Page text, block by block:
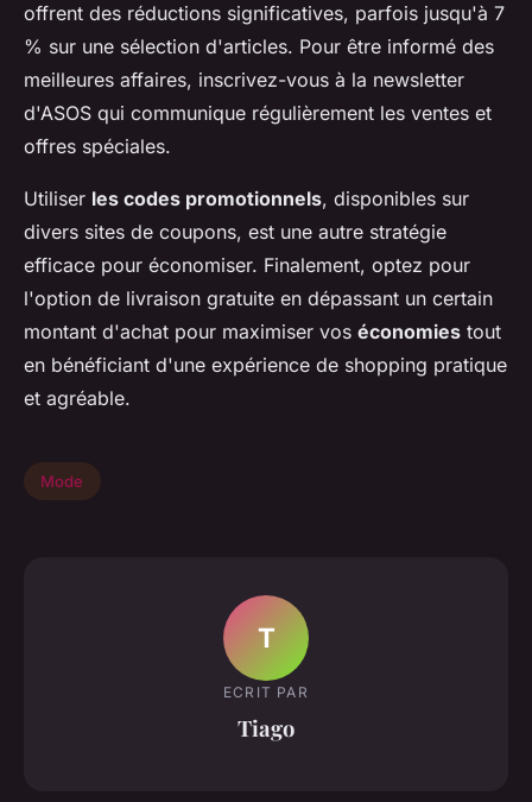
offrent des réductions significatives, parfois jusqu'à 7
% sur une sélection d'articles. Pour être informé des
meilleures affaires, inscrivez-vous à la newsletter
d'ASOS qui communique régulièrement les ventes et
offres spéciales.
Utiliser les codes promotionnels, disponibles sur
divers sites de coupons, est une autre stratégie
efficace pour économiser. Finalement, optez pour
l'option de livraison gratuite en dépassant un certain
montant d'achat pour maximiser vos économies tout
en bénéficiant d'une expérience de shopping pratique
et agréable.
Mode
T
ECRIT PAR
Tiago